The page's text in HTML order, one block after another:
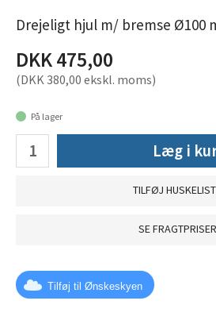
Drejeligt hjul m/ bremse Ø100
DKK 475,00
(DKK 380,00 ekskl. moms)
På lager
Læg i
TILFØJ
SE FRAGTPRISER
Tilføj til Ønskeskyen